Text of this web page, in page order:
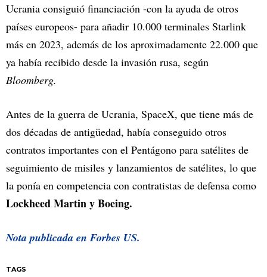
Ucrania consiguió financiación -con la ayuda de otros
países europeos- para añadir 10.000 terminales Starlink
más en 2023, además de los aproximadamente 22.000 que
ya había recibido desde la invasión rusa, según
Bloomberg.
Antes de la guerra de Ucrania, SpaceX, que tiene más de
dos décadas de antigüedad, había conseguido otros
contratos importantes con el Pentágono para satélites de
seguimiento de misiles y lanzamientos de satélites, lo que
la ponía en competencia con contratistas de defensa como
Lockheed Martin y Boeing.
Nota publicada en Forbes US.
TAGS